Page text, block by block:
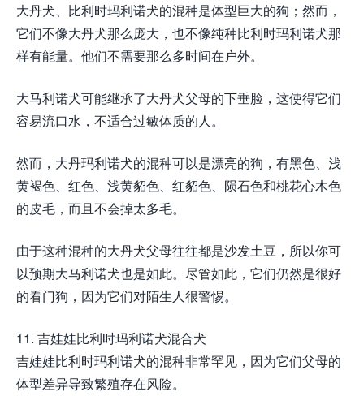
大丹犬、比利时玛利诺犬的混种是体型巨大的狗；然而，
它们不像大丹犬那么庞大，也不像纯种比利时玛利诺犬那
样有能量。他们不需要那么多时间在户外。
大马利诺犬可能继承了大丹犬父母的下垂脸，这使得它们
容易流口水，不适合过敏体质的人。
然而，大丹玛利诺犬的混种可以是漂亮的狗，有黑色、浅
黄褐色、红色、浅黄貂色、红貂色、陨石色和桃花心木色
的皮毛，而且不会掉太多毛。
由于这种混种的大丹犬父母往往都是沙发土豆，所以你可
以预期大马利诺犬也是如此。尽管如此，它们仍然是很好
的看门狗，因为它们对陌生人很警惕。
11. 吉娃娃比利时玛利诺犬混合犬
吉娃娃比利时玛利诺犬的混种非常罕见，因为它们父母的
体型差异导致繁殖存在风险。